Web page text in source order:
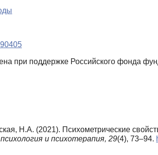
при поддержке Российского фонда
Н.А. (2021). Психометрические
и психотерапия, 29(4), 73–94.